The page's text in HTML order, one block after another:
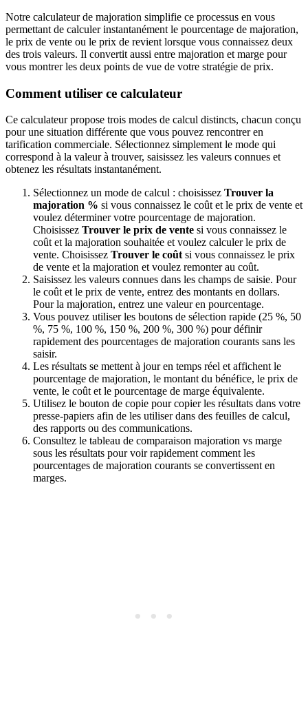
Notre calculateur de majoration simplifie ce processus en vous
permettant de calculer instantanément le pourcentage de majoration,
le prix de vente ou le prix de revient lorsque vous connaissez deux
des trois valeurs. Il convertit aussi entre majoration et marge pour
vous montrer les deux points de vue de votre stratégie de prix.
Comment utiliser ce calculateur
Ce calculateur propose trois modes de calcul distincts, chacun conçu
pour une situation différente que vous pouvez rencontrer en
tarification commerciale. Sélectionnez simplement le mode qui
correspond à la valeur à trouver, saisissez les valeurs connues et
obtenez les résultats instantanément.
Sélectionnez un mode de calcul : choisissez Trouver la
majoration % si vous connaissez le coût et le prix de vente et
voulez déterminer votre pourcentage de majoration.
Choisissez Trouver le prix de vente si vous connaissez le
coût et la majoration souhaitée et voulez calculer le prix de
vente. Choisissez Trouver le coût si vous connaissez le prix
de vente et la majoration et voulez remonter au coût.
Saisissez les valeurs connues dans les champs de saisie. Pour
le coût et le prix de vente, entrez des montants en dollars.
Pour la majoration, entrez une valeur en pourcentage.
Vous pouvez utiliser les boutons de sélection rapide (25 %, 50
%, 75 %, 100 %, 150 %, 200 %, 300 %) pour définir
rapidement des pourcentages de majoration courants sans les
saisir.
Les résultats se mettent à jour en temps réel et affichent le
pourcentage de majoration, le montant du bénéfice, le prix de
vente, le coût et le pourcentage de marge équivalente.
Utilisez le bouton de copie pour copier les résultats dans votre
presse-papiers afin de les utiliser dans des feuilles de calcul,
des rapports ou des communications.
Consultez le tableau de comparaison majoration vs marge
sous les résultats pour voir rapidement comment les
pourcentages de majoration courants se convertissent en
marges.